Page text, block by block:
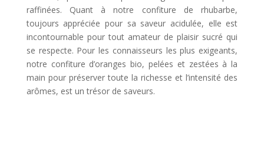
raffinées. Quant à notre confiture de rhubarbe,
toujours appréciée pour sa saveur acidulée, elle est
incontournable pour tout amateur de plaisir sucré qui
se respecte. Pour les connaisseurs les plus exigeants,
notre confiture d’oranges bio, pelées et zestées à la
main pour préserver toute la richesse et l’intensité des
arômes, est un trésor de saveurs.